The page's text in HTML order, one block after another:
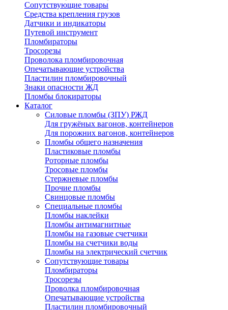
Сопутствующие товары
Средства крепления грузов
Датчики и индикаторы
Путевой инструмент
Пломбираторы
Тросорезы
Проволока пломбировочная
Опечатывающие устройства
Пластилин пломбировочный
Знаки опасности ЖД
Пломбы блокираторы
Каталог
Силовые пломбы (ЗПУ) РЖД
Для гружёных вагонов, контейнеров
Для порожних вагонов, контейнеров
Пломбы общего назначения
Пластиковые пломбы
Роторные пломбы
Тросовые пломбы
Стержневые пломбы
Прочие пломбы
Свинцовые пломбы
Специальные пломбы
Пломбы наклейки
Пломбы антимагнитные
Пломбы на газовые счетчики
Пломбы на счетчики воды
Пломбы на электрический счетчик
Сопутствующие товары
Пломбираторы
Тросорезы
Проволка пломбировочная
Опечатывающие устройства
Пластилин пломбировочный